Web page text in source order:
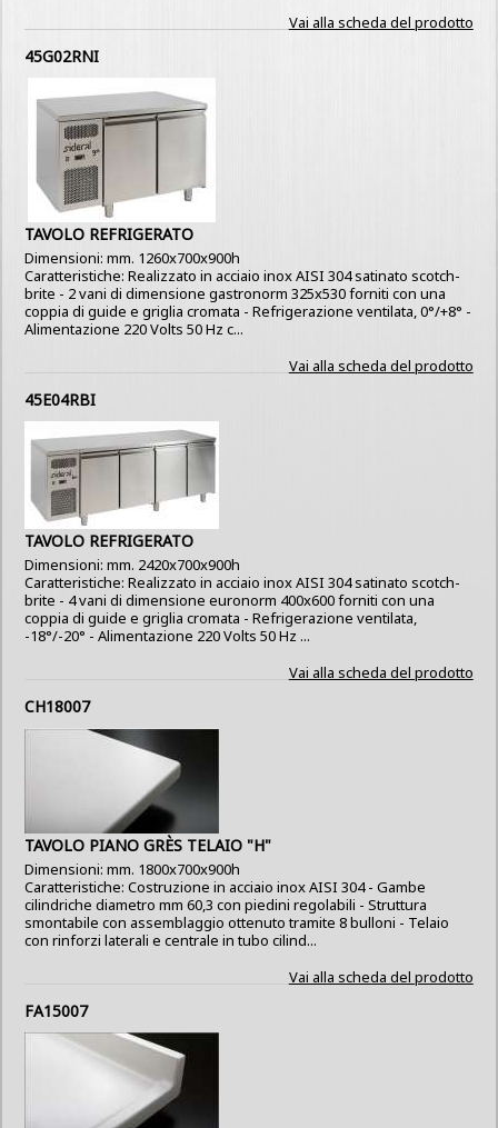
Vai alla scheda del prodotto
45G02RNI
TAVOLO REFRIGERATO
Dimensioni: mm. 1260x700x900h
Caratteristiche: Realizzato in acciaio inox AISI 304 satinato scotch-
brite - 2 vani di dimensione gastronorm 325x530 forniti con una
coppia di guide e griglia cromata - Refrigerazione ventilata, 0°/+8° -
Alimentazione 220 Volts 50 Hz c...
Vai alla scheda del prodotto
45E04RBI
TAVOLO REFRIGERATO
Dimensioni: mm. 2420x700x900h
Caratteristiche: Realizzato in acciaio inox AISI 304 satinato scotch-
brite - 4 vani di dimensione euronorm 400x600 forniti con una
coppia di guide e griglia cromata - Refrigerazione ventilata,
-18°/-20° - Alimentazione 220 Volts 50 Hz ...
Vai alla scheda del prodotto
CH18007
TAVOLO PIANO GRÈS TELAIO "H"
Dimensioni: mm. 1800x700x900h
Caratteristiche: Costruzione in acciaio inox AISI 304 - Gambe
cilindriche diametro mm 60,3 con piedini regolabili - Struttura
smontabile con assemblaggio ottenuto tramite 8 bulloni - Telaio
con rinforzi laterali e centrale in tubo cilind...
Vai alla scheda del prodotto
FA15007